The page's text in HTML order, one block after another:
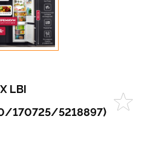
LBI
170725/5218897)